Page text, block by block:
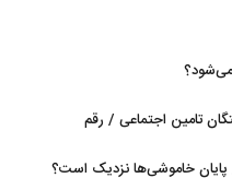
می‌شود؟
تامین اجتماعی / رقم
خاموشی‌ها نزدیک است؟